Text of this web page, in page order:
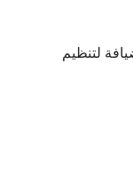
لتنظيم